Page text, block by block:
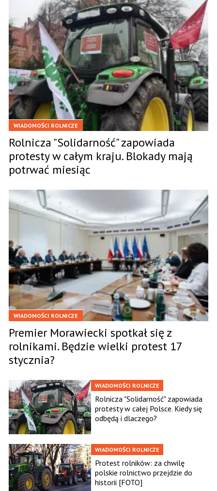
WIADOMOŚCI ROLNICZE
Rolnicza "Solidarność" zapowiada
protesty w całym kraju. Blokady mają
potrwać miesiąc
WIADOMOŚCI ROLNICZE
Premier Morawiecki spotkał się z
rolnikami. Będzie wielki protest 17
stycznia?
WIADOMOŚCI ROLNICZE
Rolnicza "Solidarność" zapowiada
protesty w całej Polsce. Kiedy się
odbędą i dlaczego?
WIADOMOŚCI ROLNICZE
Protest rolników: za chwilę
polskie rolnictwo przejdzie do
historii [FOTO]